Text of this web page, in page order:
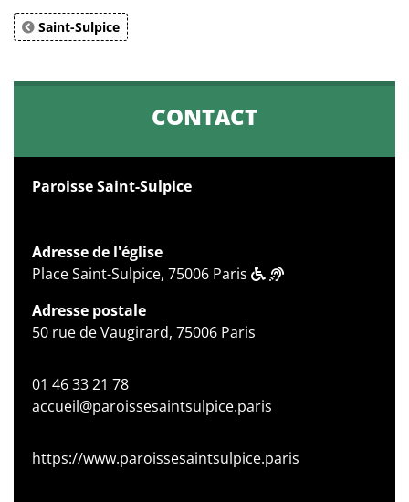
Saint-Sulpice
CONTACT
Paroisse Saint-Sulpice
Adresse de l'église
Place Saint-Sulpice, 75006 Paris
Adresse postale
50 rue de Vaugirard, 75006 Paris
01 46 33 21 78
accueil@paroissesaintsulpice.paris
https://www.paroissesaintsulpice.paris